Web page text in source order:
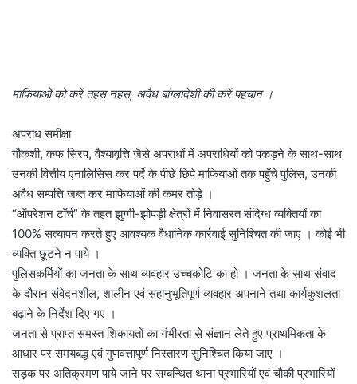
माफियाओं को करें तहस नहस, अवैध बांग्लादेशी की करें पहचान ।
अपराध समीक्षा
गौकशी, कफ सिरप, वैश्यावृत्ति जैसे अपराधों में अपराधियों को पकड़ने के साथ-साथ
उनकी वित्तीय एनालिसिस कर पर्दे के पीछे छिपे माफियाओं तक पहुँचे पुलिस, उनकी
अवैध सम्पत्ति जब्त कर माफियाओं की कमर तोड़े ।
“ऑपरेशन टॉर्च” के तहत झुग्गी-झोपड़ी क्षेत्रों में निवासरत संदिग्ध व्यक्तियों का
100% सत्यापन करते हुए आवश्यक वैधानिक कार्रवाई सुनिश्चित की जाए । कोई भी
व्यक्ति छूटने न पाये ।
पुलिसकर्मियों का जनता के साथ व्यवहार उच्चकोटि का हो । जनता के साथ संवाद
के दौरान संवेदनशील, शालीन एवं सहानुभूतिपूर्ण व्यवहार अपनाने तथा कार्यकुशलता
बढ़ाने के निर्देश दिए गए ।
जनता से प्राप्त समस्त शिकायतों का गंभीरता से संज्ञान लेते हुए प्राथमिकता के
आधार पर समयबद्ध एवं गुणवत्तापूर्ण निस्तारण सुनिश्चित किया जाए ।
सड़क पर अतिक्रमण पाये जाने पर सम्बन्धित थाना प्रभारियों एवं चौकी प्रभारियों